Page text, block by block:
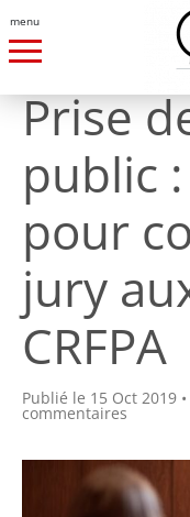
menu
Prise
public
pour
jury
CRFPA
Publié le 15 Oct 2019
commentaires